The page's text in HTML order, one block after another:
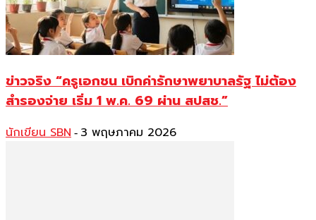
ข่าวจริง “ครูเอกชน เบิกค่ารักษาพยาบาลรัฐ ไม่ต้อง
สำรองจ่าย เริ่ม 1 พ.ค. 69 ผ่าน สปสช.”
นักเขียน SBN - 3 พฤษภาคม 2026